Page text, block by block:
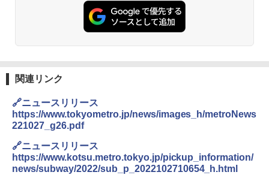
関連リンク
🔗ニュースリリース
https://www.tokyometro.jp/news/images_h/metroNews
221027_g26.pdf
🔗ニュースリリース
https://www.kotsu.metro.tokyo.jp/pickup_information/
news/subway/2022/sub_p_2022102710654_h.html